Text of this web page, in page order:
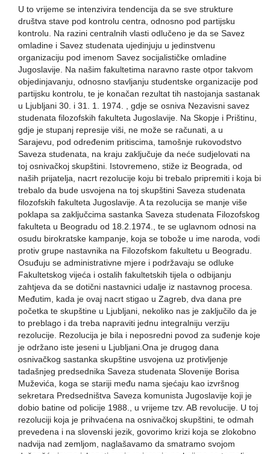
U to vrijeme se intenzivira tendencija da se sve strukture
društva stave pod kontrolu centra, odnosno pod partijsku
kontrolu. Na razini centralnih vlasti odlučeno je da se Savez
omladine i Savez studenata ujedinjuju u jedinstvenu
organizaciju pod imenom Savez socijalističke omladine
Jugoslavije. Na našim fakultetima naravno raste otpor takvom
objedinjavanju, odnosno stavljanju studentske organizacije pod
partijsku kontrolu, te je konačan rezultat tih nastojanja sastanak
u Ljubljani 30. i 31. 1. 1974. , gdje se osniva Nezavisni savez
studenata filozofskih fakulteta Jugoslavije. Na Skopje i Prištinu,
gdje je stupanj represije viši, ne može se računati, a u
Sarajevu, pod određenim pritiscima, tamošnje rukovodstvo
Saveza studenata, na kraju zaključuje da neće sudjelovati na
toj osnivačkoj skupštini. Istovremeno, stiže iz Beograda, od
naših prijatelja, nacrt rezolucije koju bi trebalo pripremiti i koja bi
trebalo da bude usvojena na toj skupštini Saveza studenata
filozofskih fakulteta Jugoslavije. A ta rezolucija se manje više
poklapa sa zaključcima sastanka Saveza studenata Filozofskog
fakulteta u Beogradu od 18.2.1974., te se uglavnom odnosi na
osudu birokratske kampanje, koja se tobože u ime naroda, vodi
protiv grupe nastavnika na Filozofskom fakultetu u Beogradu.
Osuđuju se administrativne mjere i podržavaju se odluke
Fakultetskog vijeća i ostalih fakultetskih tijela o odbijanju
zahtjeva da se dotični nastavnici udalje iz nastavnog procesa.
Međutim, kada je ovaj nacrt stigao u Zagreb, dva dana pre
početka te skupštine u Ljubljani, nekoliko nas je zaključilo da je
to preblago i da treba napraviti jednu integralniju verziju
rezolucije. Rezolucija je bila i neposredni povod za suđenje koje
je održano iste jeseni u Ljubljani.Ona je drugog dana
osnivačkog sastanka skupštine usvojena uz protivljenje
tadašnjeg predsednika Saveza studenata Slovenije Borisa
Muževića, koga se stariji među nama sjećaju kao izvršnog
sekretara Predsedništva Saveza komunista Jugoslavije koji je
dobio batine od policije 1988., u vrijeme tzv. AB revolucije. U toj
rezoluciji koja je prihvaćena na osnivačkoj skupštini, te odmah
prevedena i na slovenski jezik, govorimo krizi koja se zlokobno
nadvija nad zemljom, naglašavamo da smatramo svojom